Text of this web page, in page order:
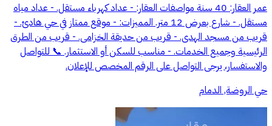
عمر العقار: 40 سنة مواصفات العقار: - عداد كهرباء مستقل. - عداد مياه
مستقل. - شارع بعرض 12 متر. المميزات: - موقع ممتاز في حي هادئ. -
قريب من مسجد الهدى. - قريب من حديقة الخزامى. - قريب من الطرق
الرئيسية وجميع الخدمات. - مناسب للسكن أو الاستثمار. 📞 للتواصل
والاستفسار، يرجى التواصل على الرقم المخصص للإعلان.
حي الروضة, الدمام